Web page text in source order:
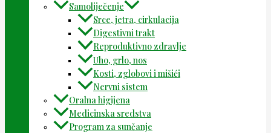
Samoliječenje
Srce, jetra, cirkulacija
Digestivni trakt
Reproduktivno zdravlje
Uho, grlo, nos
Kosti, zglobovi i mišići
Nervni sistem
Oralna higijena
Medicinska sredstva
Program za sunčanje